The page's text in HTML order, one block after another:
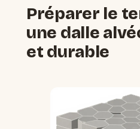
Préparer le
une dalle
et durable